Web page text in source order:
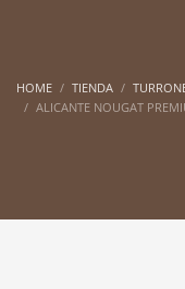
HOME TIENDA
ALICANTE NOUGAT